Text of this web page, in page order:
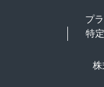
プ
特
株式